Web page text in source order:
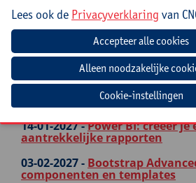
23-11-2026 -HTML en CSS
webontwikkeling
06-01-2027 -Kennismaken met
GitHub Classroom
11-01-2027 -Bootstrap
responsief webdesign
14-01-2027 -Power BI: creëer je
aantrekkelijke rapporten
03-02-2027 - Bootstrap
componenten en templates
Lees ook de Privacyverklaring van
Cookie-instellingen